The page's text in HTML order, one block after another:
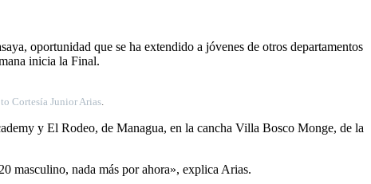
oportunidad que se ha extendido a jóvenes de otros departamentos
inicia la Final.
Cortesía Junior Arias.
y El Rodeo, de Managua, en la cancha Villa Bosco Monge, de la
masculino, nada más por ahora», explica Arias.